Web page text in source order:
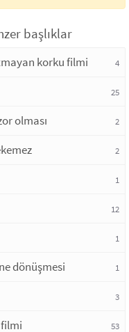
başlıklar
korku filmi 4
25
olması 2
2
1
12
1
dönüşmesi 1
3
filmi 53